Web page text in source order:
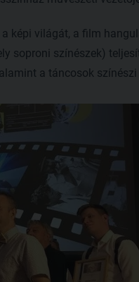
képi világát, a film
soproni színészek)
a táncosok színészi